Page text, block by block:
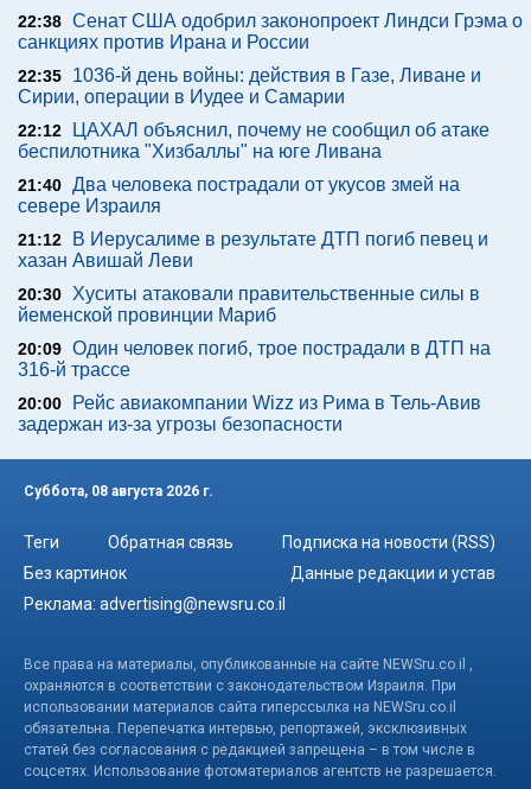
22:38 Сенат США одобрил законопроект Линдси Грэма о
санкциях против Ирана и России
22:35
1036-й день войны: действия в Газе, Ливане и
Сирии, операции в Иудее и Самарии
22:12
ЦАХАЛ объяснил, почему не сообщил об атаке
беспилотника "Хизбаллы" на юге Ливана
21:40 Два человека пострадали от укусов змей на
севере Израиля
21:12
В Иерусалиме в результате ДТП погиб певец и
хазан Авишай Леви
20:30 Хуситы атаковали правительственные силы в
йеменской провинции Мариб
20:09 Один человек погиб, трое пострадали в ДТП на
316-й трассе
20:00
Рейс авиакомпании Wizz из Рима в Тель-Авив
задержан из-за угрозы безопасности
Суббота, 08 августа 2026 г.
Теги Обратная связь
Подписка на новости (RSS)
Без картинок
Данные редакции и устав
Реклама: advertising@newsru.co.il
Все права на материалы, опубликованные на сайте NEWSru.co.il ,
охраняются в соответствии с законодательством Израиля. При
использовании материалов сайта гиперссылка на NEWSru.co.il
обязательна. Перепечатка интервью, репортажей, эксклюзивных
статей без согласования с редакцией запрещена – в том числе в
соцсетях. Использование фотоматериалов агентств не разрешается.